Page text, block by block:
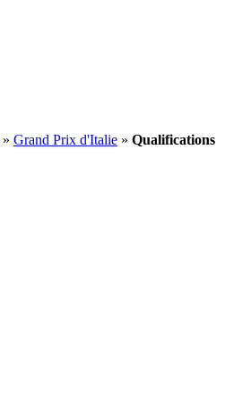
» Grand Prix d'Italie » Qualifications